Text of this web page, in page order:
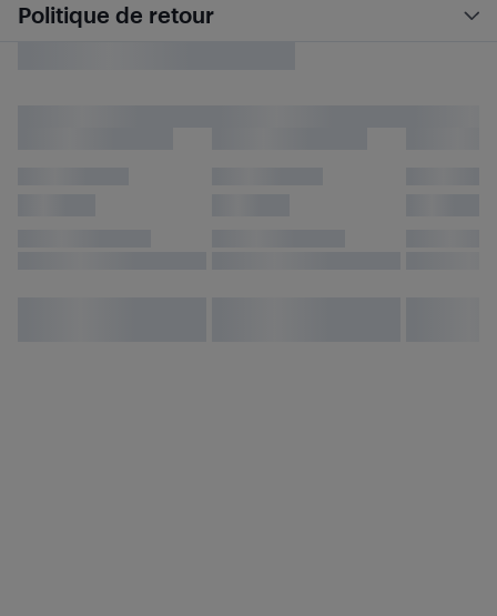
Politique de retour